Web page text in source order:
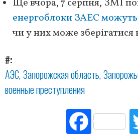
енергоблоки ЗАЕС можуть
чи у них може зберігатися
#
АЭС Запорожская область
военные преступления
Fac